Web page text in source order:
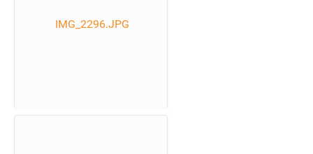
IMG_2296.JPG